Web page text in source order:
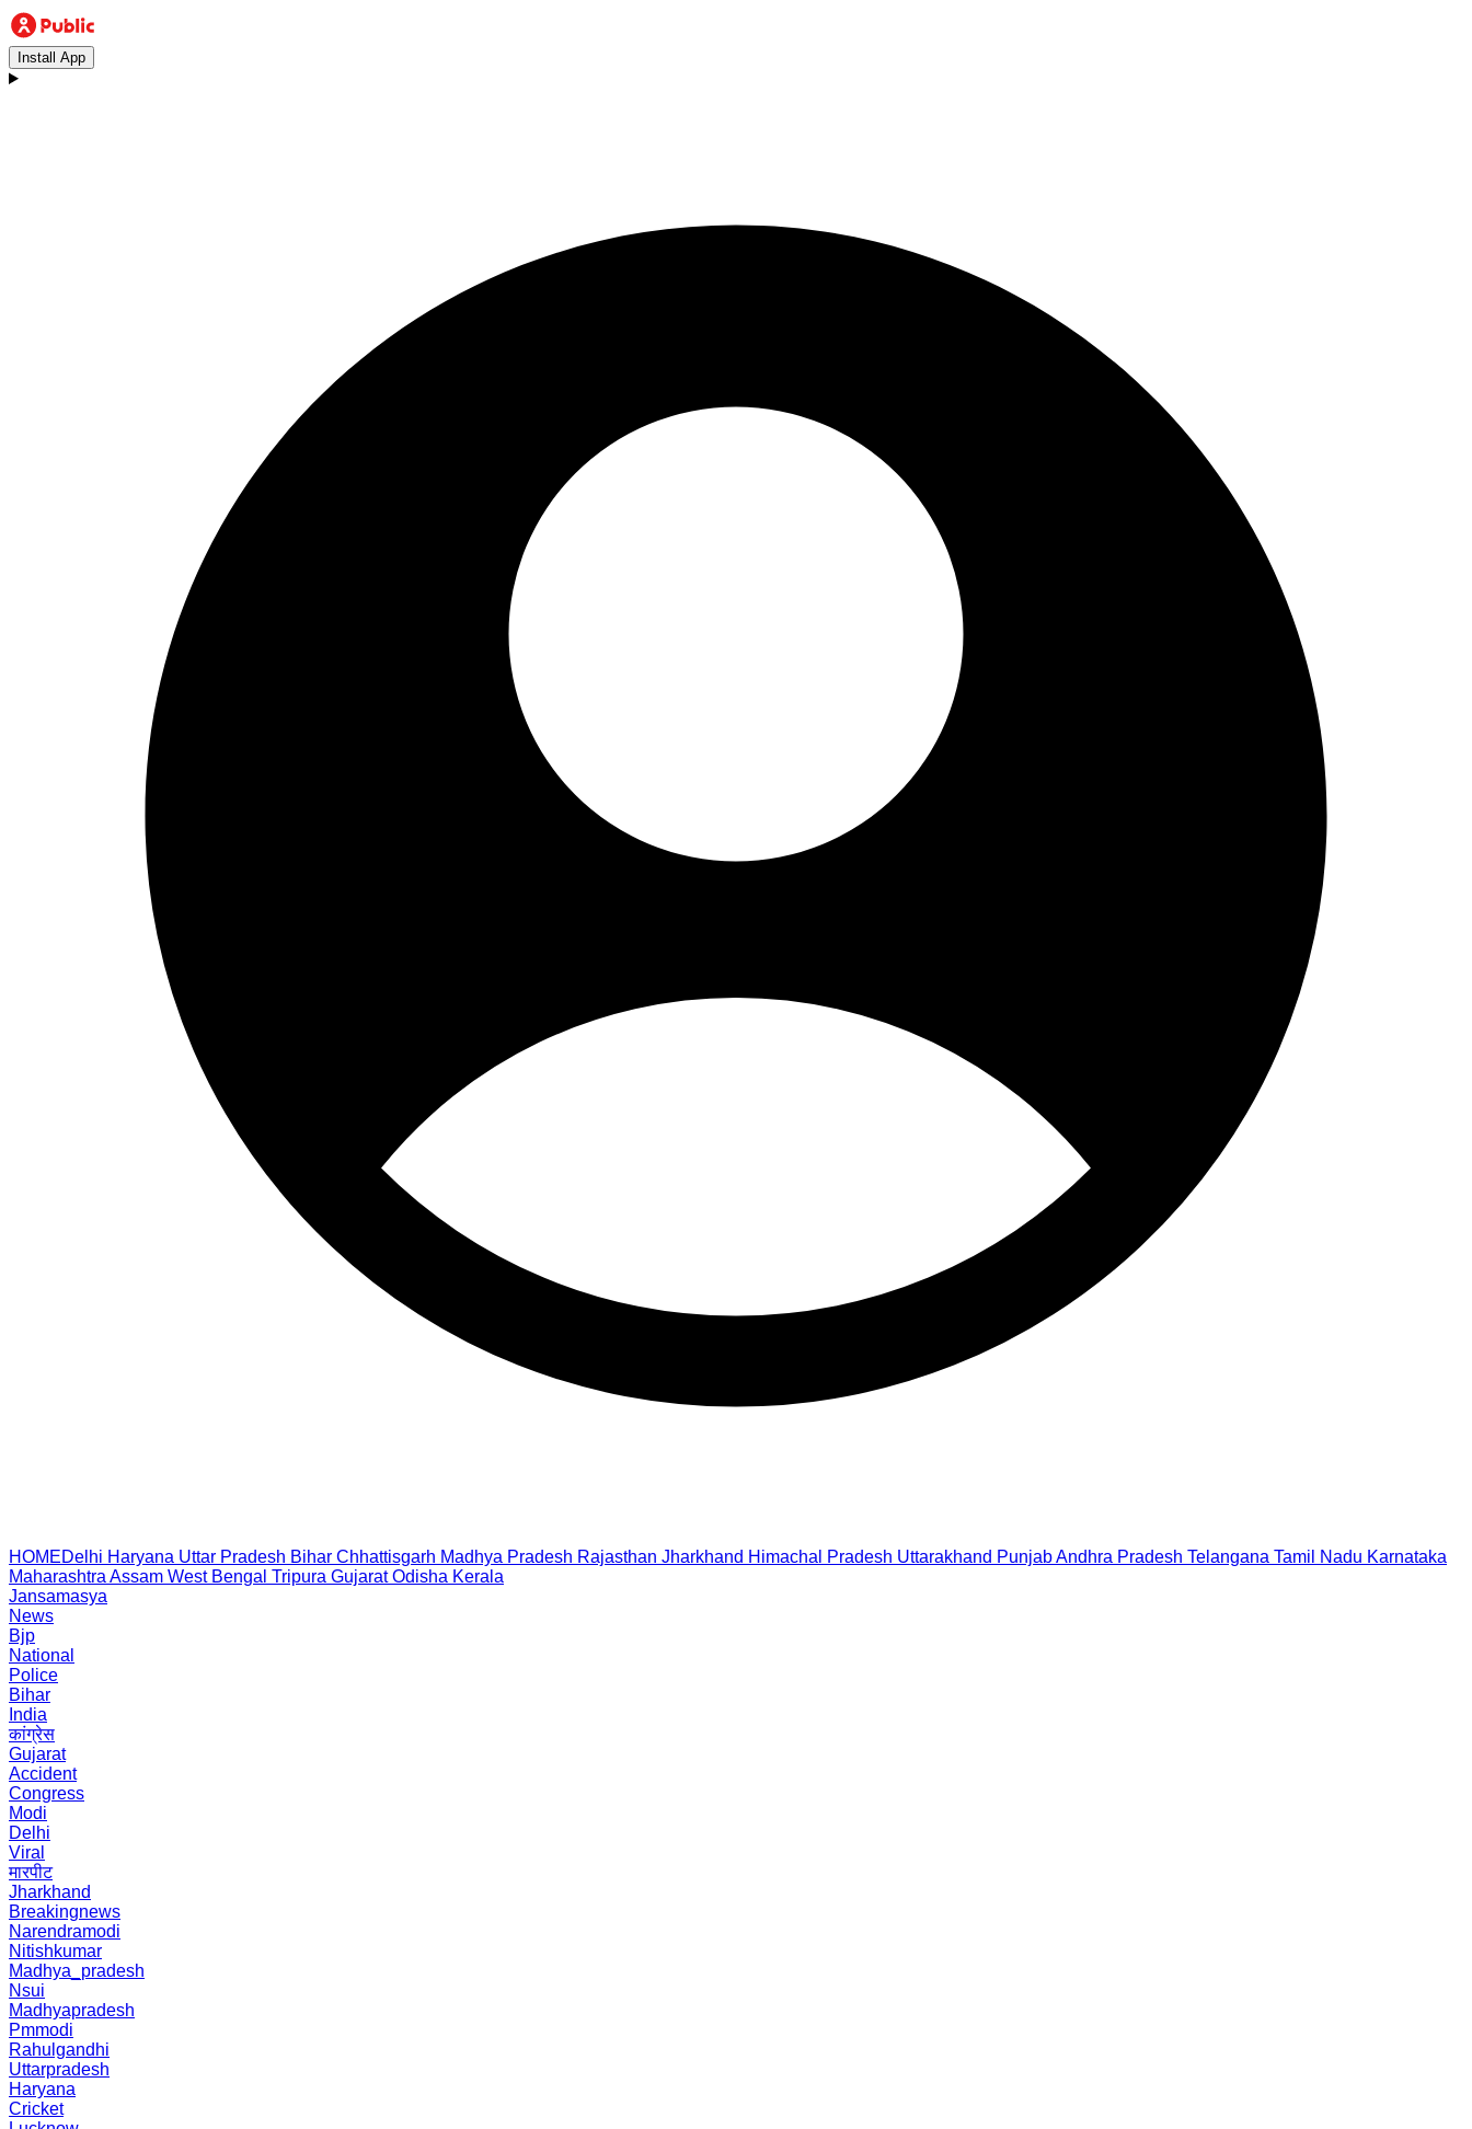
Install App
HOMEDelhi Haryana Uttar Pradesh Bihar Chhattisgarh Madhya Pradesh Rajasthan Jharkhand Himachal Pradesh Uttarakhand PunjabAndhra Pradesh Telangana Tamil Nadu Karnataka
Maharashtra Assam West Bengal Tripura Gujarat Odisha Kerala
Jansamasya
News
Bjp
National
Police
Bihar
India
कांग्रेस
Gujarat
Accident
Congress
Modi
Delhi
Viral
मारपीट
Jharkhand
Breakingnews
Narendramodi
Nitishkumar
Madhya_pradesh
Nsui
Madhyapradesh
Pmmodi
Rahulgandhi
Uttarpradesh
Haryana
Cricket